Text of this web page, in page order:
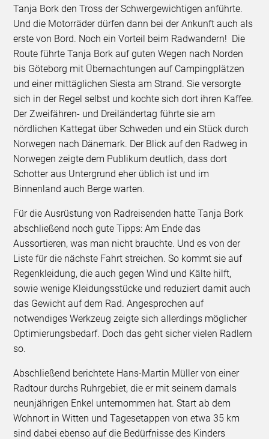
Tanja Bork den Tross der Schwergewichtigen anführte.
Und die Motorräder dürfen dann bei der Ankunft auch als
erste von Bord. Noch ein Vorteil beim Radwandern! Die
Route führte Tanja Bork auf guten Wegen nach Norden
bis Göteborg mit Übernachtungen auf Campingplätzen
und einer mittäglichen Siesta am Strand. Sie versorgte
sich in der Regel selbst und kochte sich dort ihren Kaffee.
Der Zweifähren- und Dreiländertag führte sie am
nördlichen Kattegat über Schweden und ein Stück durch
Norwegen nach Dänemark. Der Blick auf den Radweg in
Norwegen zeigte dem Publikum deutlich, dass dort
Schotter aus Untergrund eher üblich ist und im
Binnenland auch Berge warten.
Für die Ausrüstung von Radreisenden hatte Tanja Bork
abschließend noch gute Tipps: Am Ende das
Aussortieren, was man nicht brauchte. Und es von der
Liste für die nächste Fahrt streichen. So kommt sie auf
Regenkleidung, die auch gegen Wind und Kälte hilft,
sowie wenige Kleidungsstücke und reduziert damit auch
das Gewicht auf dem Rad. Angesprochen auf
notwendiges Werkzeug zeigte sich allerdings möglicher
Optimierungsbedarf. Doch das geht sicher vielen Radlern
so.
Abschließend berichtete Hans-Martin Müller von einer
Radtour durchs Ruhrgebiet, die er mit seinem damals
neunjährigen Enkel unternommen hat. Start ab dem
Wohnort in Witten und Tagesetappen von etwa 35 km
sind dabei ebenso auf die Bedürfnisse des Kinders